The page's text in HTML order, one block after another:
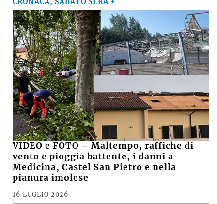
Fondazione Crimola: «Continueremo a
sostenere il progetto»
MARCO M.su
VIDEO - Incendio nell'area della Recter a ridosso
della Stazione ecologica Hera di via Brenta
MARCOsu
Basket, il presidente della Virtus Davide Fiumi
lascia: «Ora potrà ambire a nuovi traguardi, ma
continuerò a essere un tifoso»
SUZANAsu
Crolla il muro di una casa abbandonata, grave
15enne
Le notizie più lette
CRONACA, SABATO SERA +